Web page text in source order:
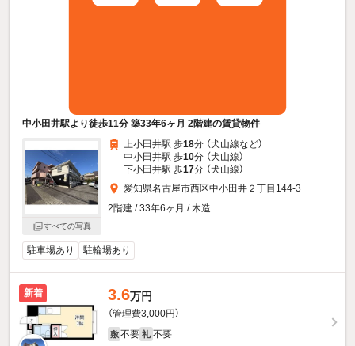
中小田井駅より徒歩11分 築33年6ヶ月 2階建の賃貸物件
すべての写真
上小田井駅 歩18分 （犬山線など）
中小田井駅 歩10分 （犬山線）
下小田井駅 歩17分 （犬山線）
愛知県名古屋市西区中小田井２丁目144-3
2階建 / 33年6ヶ月 / 木造
駐車場あり 駐輪場あり
新着 3.6万円
（管理費3,000円）
敷 不要 礼 不要